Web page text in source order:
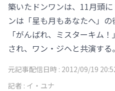
築いたドンワンは、11月頭
ンは「星も月もあなたへ」
「がんばれ、ミスターキム
され、ワン・ジヘと共演する。
元記事配信日時 : 2012/09/19
記者 : イ・ユナ